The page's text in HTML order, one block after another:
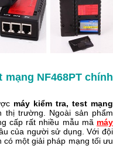
NF468PT chính
máy kiểm tra, test mạng
thị trường. Ngoài sản phẩm
cấp rất nhiều mẫu mã máy
của người sử dụng. Với đội
một giải pháp mạng tối ưu